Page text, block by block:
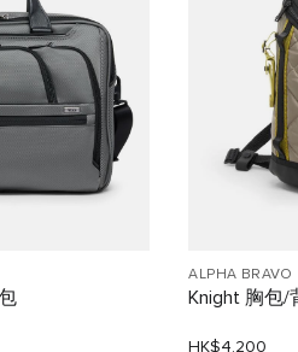
ALPHA BRAVO
Knight 胸包/
HK$4,200